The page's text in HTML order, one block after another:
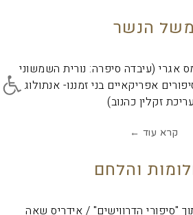
פתח
משל הנשר
אגרי (עיבדה סיפרה: נורית השמשוני
אפריקאיים בני זמננו- אנתולוגיה,
זקלין כהנוב)
קרא עוד ←
והלחם
"סיפורי הדרווישים" / אידריס שאה